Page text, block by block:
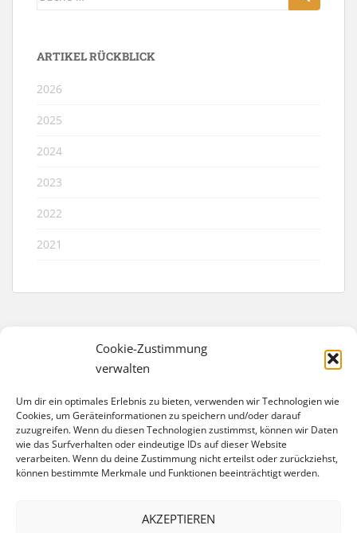
Cookie-Zustimmung
verwalten
Um dir ein optimales Erlebnis zu bieten, verwenden wir Technologien wie
Cookies, um Geräteinformationen zu speichern und/oder darauf
zuzugreifen. Wenn du diesen Technologien zustimmst, können wir Daten
wie das Surfverhalten oder eindeutige IDs auf dieser Website
verarbeiten. Wenn du deine Zustimmung nicht erteilst oder zurückziehst,
können bestimmte Merkmale und Funktionen beeinträchtigt werden.
AKZEPTIEREN
ARTIKEL RÜCKBLICK
2026
2025
2024
2023
2022
2021
Förderverein Trelleborg-Schule e. V.
Eschengraben 40
13189 Berlin
Bankverbindung: